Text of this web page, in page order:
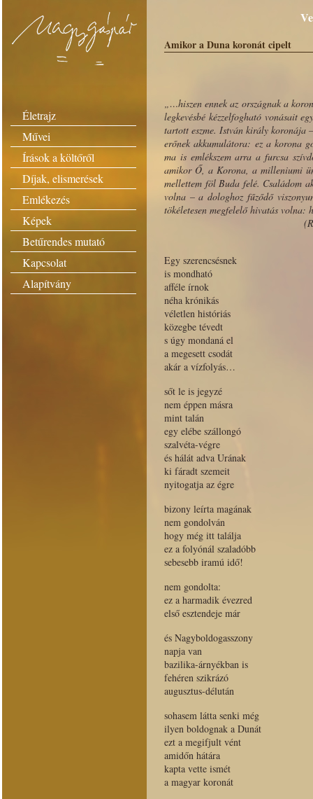
Életrajz
Művei
Írások a költőről
Díjak, elismerések
Emlékezés
Képek
Betűrendes mutató
Kapcsolat
Alapítvány
Amikor a Duna koronát cipelt
„…hiszen ennek az országnak a
legkevésbé kézzelfogható vonásait
tartott eszme. István király koronája
erőnek akkumulátora: ez a korona
ma is emlékszem arra a furcsa
amikor Ő, a Korona, a milleniumi
mellettem föl Buda felé. Családom
volna – a dologhoz fűződő
tökéletesen megfelelő hivatás
Egy szerencsésnek
is mondható
afféle írnok
néha krónikás
véletlen históriás
közegbe tévedt
s úgy mondaná el
a megesett csodát
akár a vízfolyás…
sőt le is jegyzé
nem éppen másra
mint talán
egy elébe szállongó
szalvéta-végre
és hálát adva Urának
ki fáradt szemeit
nyitogatja az égre
bizony leírta magának
nem gondolván
hogy még itt találja
ez a folyónál szaladóbb
sebesebb iramú idő!
nem gondolta:
ez a harmadik évezred
első esztendeje már
és Nagyboldogasszony
napja van
bazilika-árnyékban is
fehéren szikrázó
augusztus-délután
sohasem látta senki még
ilyen boldognak a Dunát
ezt a megifjult vént
amidőn hátára
kapta vette ismét
a magyar koronát